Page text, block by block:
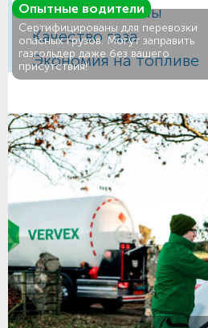
Газовые баллоны
Качество газа
Экономия на топливе
Опытные водители
Сертифицированы для перевозки
опасных грузов. Могут заправить
газгольдер даже без вашего
присутствия!